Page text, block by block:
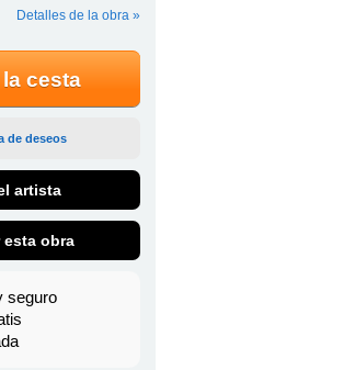
Detalles de la obra »
cesta
de deseos
artista
esta obra
seguro